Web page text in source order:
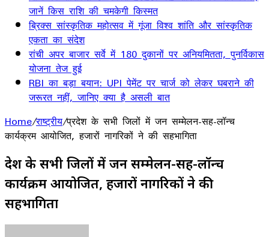
जानें किस राशि की चमकेगी किस्मत
ब्रिक्स सांस्कृतिक महोत्सव में गूंजा विश्व शांति और सांस्कृतिक
एकता का संदेश
रांची अपर बाजार सर्वे में 180 दुकानों पर अनियमितता, पुनर्विकास
योजना तेज हुई
RBI का बड़ा बयान: UPI पेमेंट पर चार्ज को लेकर घबराने की
जरूरत नहीं, जानिए क्या है असली बात
Home/राष्ट्रीय/प्रदेश के सभी जिलों में जन सम्मेलन-सह-लॉन्च
कार्यक्रम आयोजित, हजारों नागरिकों ने की सहभागिता
प्रदेश के सभी जिलों में जन सम्मेलन-सह-लॉन्च
कार्यक्रम आयोजित, हजारों नागरिकों ने की
सहभागिता